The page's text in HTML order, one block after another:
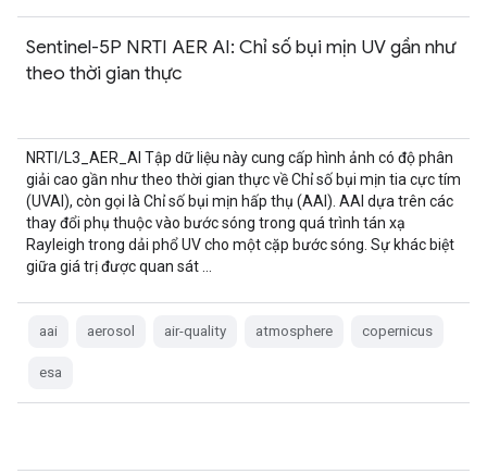
Sentinel-5P NRTI AER AI: Chỉ số bụi mịn UV gần như
theo thời gian thực
NRTI/L3_AER_AI Tập dữ liệu này cung cấp hình ảnh có độ phân
giải cao gần như theo thời gian thực về Chỉ số bụi mịn tia cực tím
(UVAI), còn gọi là Chỉ số bụi mịn hấp thụ (AAI). AAI dựa trên các
thay đổi phụ thuộc vào bước sóng trong quá trình tán xạ
Rayleigh trong dải phổ UV cho một cặp bước sóng. Sự khác biệt
giữa giá trị được quan sát …
aai aerosol air-quality atmosphere copernicus
esa